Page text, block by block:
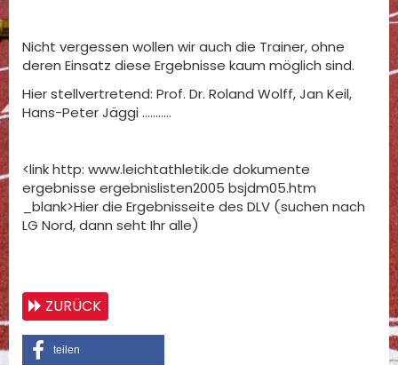
Nicht vergessen wollen wir auch die Trainer, ohne
deren Einsatz diese Ergebnisse kaum möglich sind.
Hier stellvertretend: Prof. Dr. Roland Wolff, Jan Keil,
Hans-Peter Jäggi ...........
<link http: www.leichtathletik.de dokumente
ergebnisse ergebnislisten2005 bsjdm05.htm
_blank>Hier die Ergebnisseite des DLV (suchen nach
LG Nord, dann seht Ihr alle)
ZURÜCK
teilen